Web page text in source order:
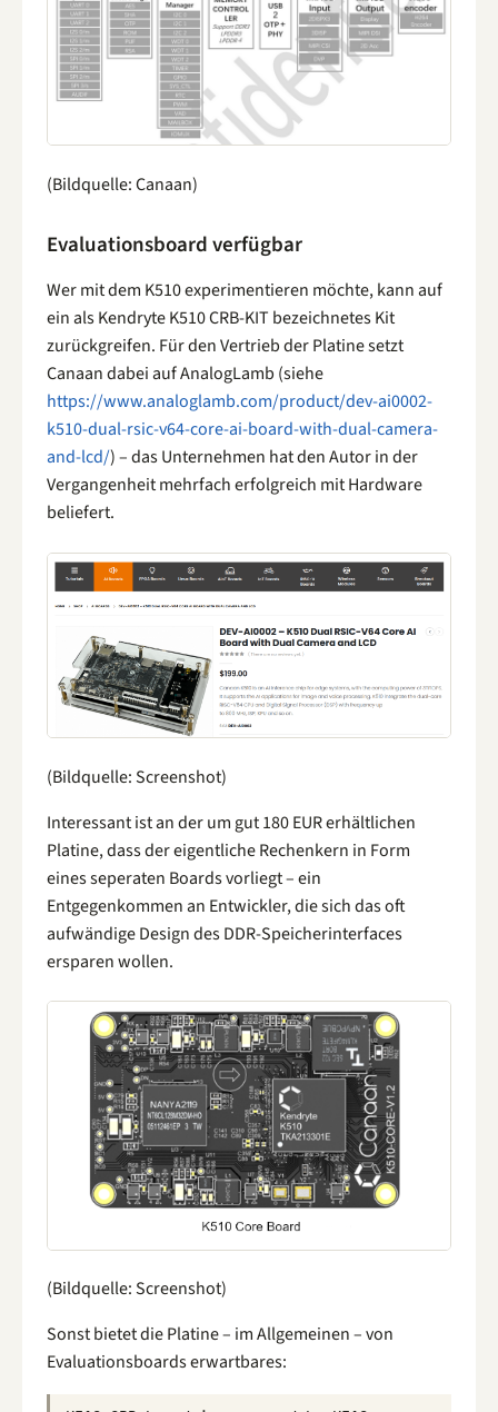
(Bildquelle: Canaan)
Evaluationsboard verfügbar
Wer mit dem K510 experimentieren möchte, kann auf
ein als Kendryte K510 CRB-KIT bezeichnetes Kit
zurückgreifen. Für den Vertrieb der Platine setzt
Canaan dabei auf AnalogLamb (siehe
https://www.analoglamb.com/product/dev-ai0002-
k510-dual-rsic-v64-core-ai-board-with-dual-camera-
and-lcd/) – das Unternehmen hat den Autor in der
Vergangenheit mehrfach erfolgreich mit Hardware
beliefert.
(Bildquelle: Screenshot)
Interessant ist an der um gut 180 EUR erhältlichen
Platine, dass der eigentliche Rechenkern in Form
eines seperaten Boards vorliegt – ein
Entgegenkommen an Entwickler, die sich das oft
aufwändige Design des DDR-Speicherinterfaces
ersparen wollen.
(Bildquelle: Screenshot)
Sonst bietet die Platine – im Allgemeinen – von
Evaluationsboards erwartbares: